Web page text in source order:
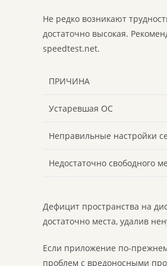
Не редко возникают
достаточно высокая.
speedtest.net.
ПРИЧИНА
Устаревшая ОС
Неправильные настройки
Недостаточно свободного
Дефицит пространства на
достаточно места, удалив
Если приложение по-
проблем с вредоносными